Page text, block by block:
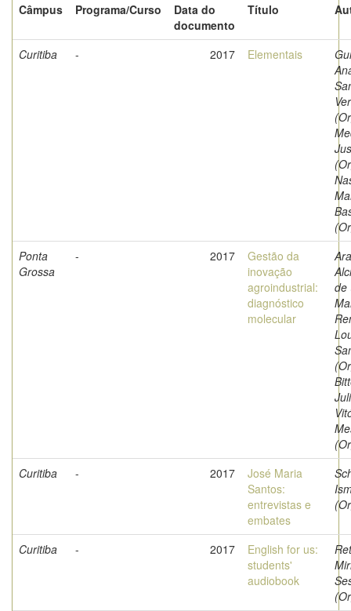
Câmpus
Programa/Curso
Data do
documento
Título
Curitiba - 2017 Elementais
Ponta
Grossa
- 2017
Gestão da
inovação
agroindustrial:
diagnóstico
molecular
de
Curitiba
- 2017
José Maria
Santos:
entrevistas e
embates
Curitiba - 2017
English for us:
students'
audiobook